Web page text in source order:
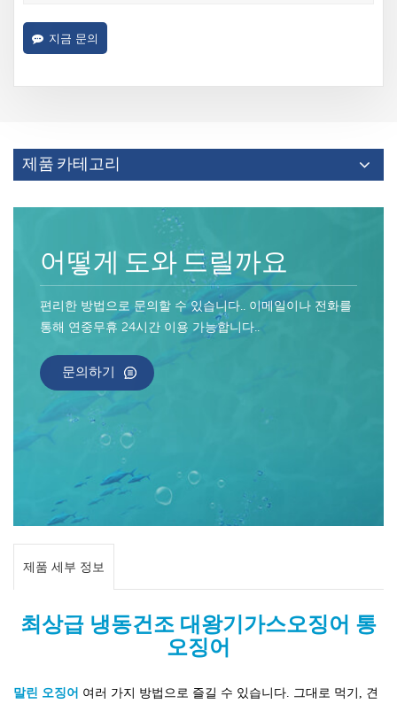
지금 문의
제품 카테고리
어떻게 도와 드릴까요
편리한 방법으로 문의할 수 있습니다.. 이메일이나 전화를
통해 연중무휴 24시간 이용 가능합니다..
문의하기
제품 세부 정보
최상급 냉동건조 대왕기가스오징어 통
오징어
말린 오징어 여러 가지 방법으로 즐길 수 있습니다. 그대로 먹기, 견